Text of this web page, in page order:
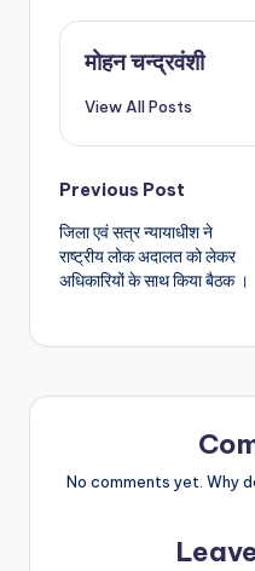
a
ts
A
p
p
c
e
b
o
o
k
it
te
मोहन चन्द्रवंशी
View All Posts
Post
navigation
Previous Post
जिला एवं सत्र न्यायाधीश ने
राष्ट्रीय लोक अदालत को लेकर
अधिकारियों के साथ किया बैठक ।
No comments yet. Why